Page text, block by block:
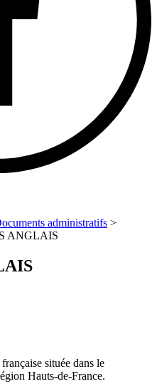
administratifs >
ANGLAIS
située dans le
Hauts-de-France.